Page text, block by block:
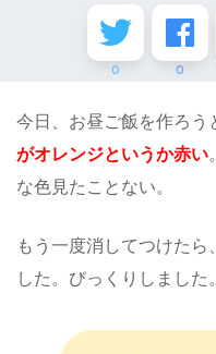
0 0
今日、お昼ご飯を作ろう
がオレンジというか赤い
な色見たことない。
もう一度消してつけたら
した。びっくりしました。